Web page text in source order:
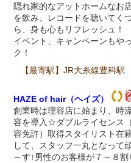
隠れ家的なアットホームなお
を飲み、レコードを聴いてく
ら、身も心もリフレッシュ
イベント、キャンペーンもや
ク！
【最寄駅】JR大糸線豊科
HAZE of hair（ヘイズ）
創業時は理容店に始まり、時
容を導入☆ダブルライセンス
容免許）取得スタイリスト在
して、スタッフ一丸となって
～す↑男性のお客様が７～８